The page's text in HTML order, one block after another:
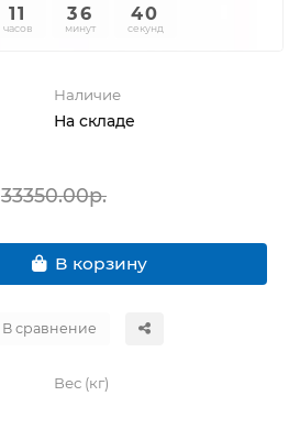
11
часов
36
минут
40
секунд
Наличие
На складе
33350.00р.
В корзину
В сравнение
Вес (кг)